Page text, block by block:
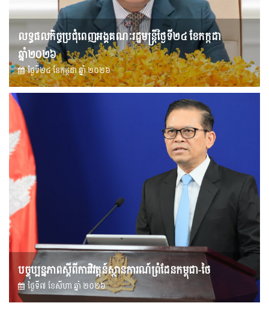
លទ្ធផលកិច្ចប្រជុំពេញអង្គគណៈរដ្ឋមន្រ្តីថ្ងៃទី២៤ ខែកក្កដា
ឆ្នាំ២០២៦
ថ្ងៃទី២៤ ខែ​កក្កដា ឆ្នាំ ២០២៦
បច្ចុប្បន្នភាពស្ដីពីការវិវត្តន៍ស្ថានការណ៍ព្រំដែនកម្ពុជា-ថៃ
ថ្ងៃទី៧ ខែ​សីហា ឆ្នាំ ២០២៦